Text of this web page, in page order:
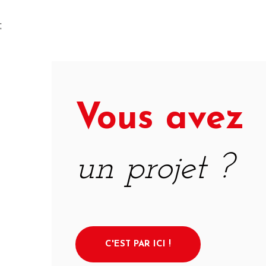
;
Vous avez
un projet ?
C'EST PAR ICI !